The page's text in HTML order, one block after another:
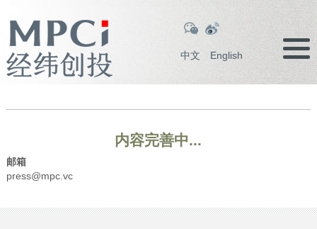
中文 English
内容完善中...
邮箱
press@mpc.vc